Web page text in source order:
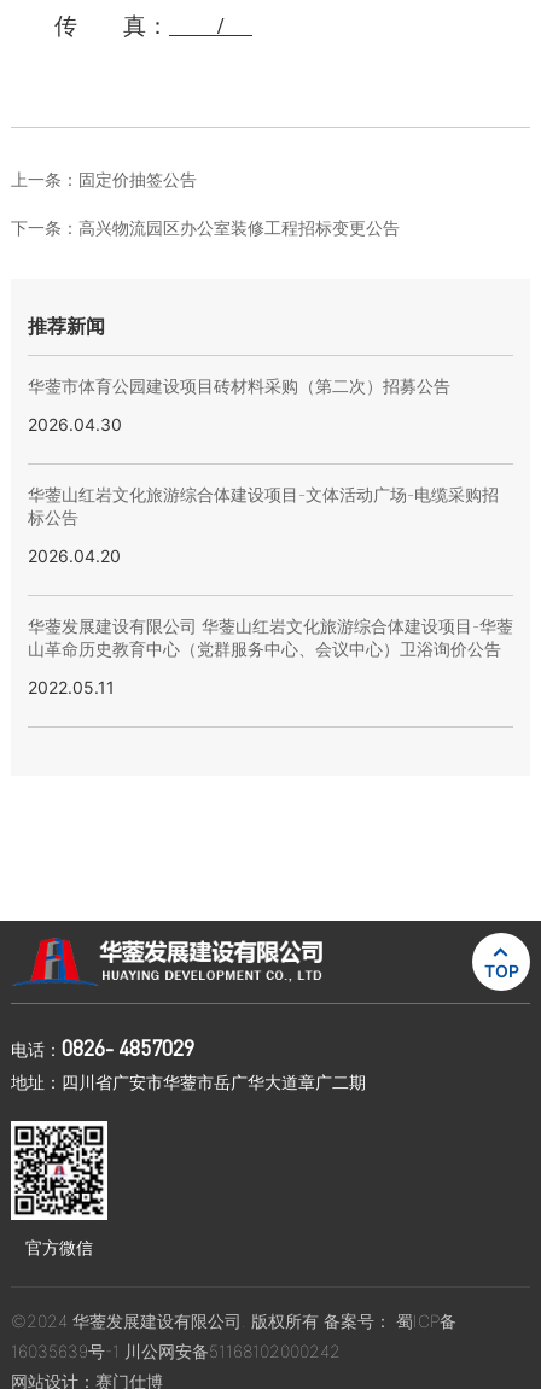
传 真：
/
上一条： 固定价抽签公告
下一条： 高兴物流园区办公室装修工程招标变更公告
推荐新闻
华蓥市体育公园建设项目砖材料采购（第二次）招募公告
2026.04.30
华蓥山红岩文化旅游综合体建设项目-文体活动广场-电缆采购招
标公告
2026.04.20
华蓥发展建设有限公司 华蓥山红岩文化旅游综合体建设项目-华蓥
山革命历史教育中心（党群服务中心、会议中心）卫浴询价公告
2022.05.11

TOP
电话： 0826- 4857029
地址：四川省广安市华蓥市岳广华大道章广二期
官方微信
©2024 华蓥发展建设有限公司. 版权所有 备案号： 蜀ICP备
16035639号-1 川公网安备51168102000242
网站设计： 赛门仕博